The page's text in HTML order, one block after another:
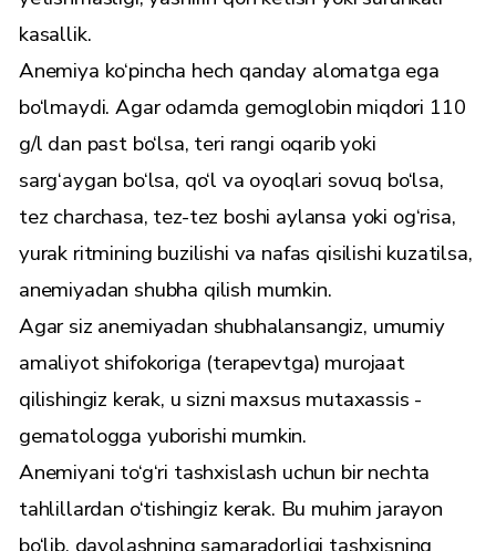
kasallik.
Anemiya ko‘pincha hech qanday alomatga ega
bo‘lmaydi. Agar odamda gemoglobin miqdori 110
g/l dan past bo‘lsa, teri rangi oqarib yoki
sarg‘aygan bo‘lsa, qo‘l va oyoqlari sovuq bo‘lsa,
tez charchasa, tez-tez boshi aylansa yoki og‘risa,
yurak ritmining buzilishi va nafas qisilishi kuzatilsa,
anemiyadan shubha qilish mumkin.
Agar siz anemiyadan shubhalansangiz, umumiy
amaliyot shifokoriga (terapevtga) murojaat
qilishingiz kerak, u sizni maxsus mutaxassis -
gematologga yuborishi mumkin.
Anemiyani to‘g‘ri tashxislash uchun bir nechta
tahlillardan o‘tishingiz kerak. Bu muhim jarayon
bo‘lib, davolashning samaradorligi tashxisning